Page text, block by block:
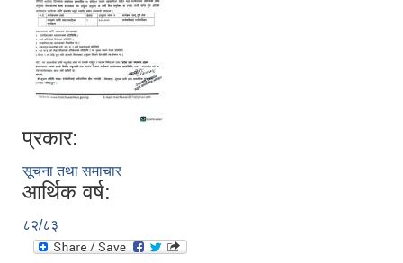
प्रकार:
सूचना तथा समाचार
आर्थिक वर्ष:
८२/८३